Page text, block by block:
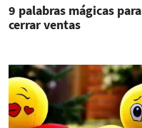
9 palabras mágicas para
cerrar ventas